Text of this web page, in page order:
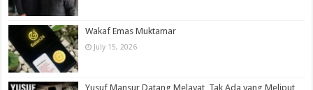
Wakaf Emas Muktamar
July 15, 2026
Yusuf Mansur Datang Melayat, Tak Ada yang Meliput